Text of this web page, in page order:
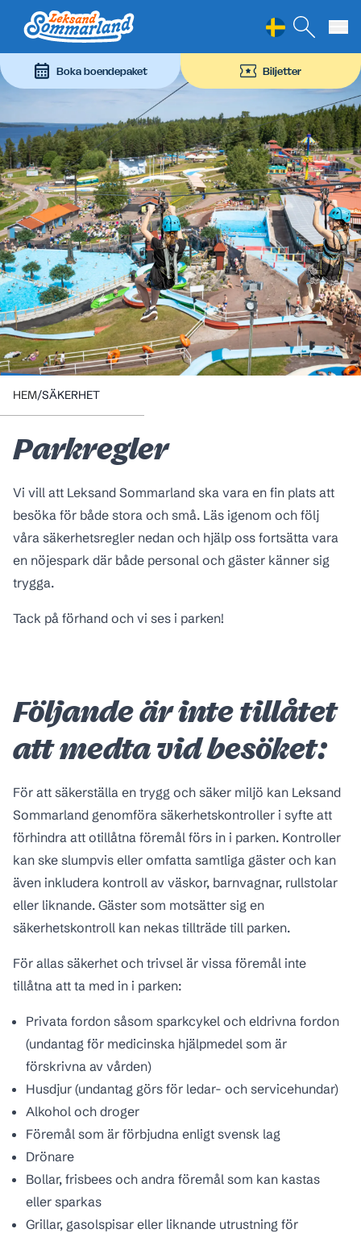
Hoppa till innehåll
Leksand Sommarland
Boka boendepaket Biljetter
Säkerhet
HEM/SÄKERHET
Parkregler
Vi vill att Leksand Sommarland ska vara en fin plats att
besöka för både stora och små. Läs igenom och följ
våra säkerhetsregler nedan och hjälp oss fortsätta vara
en nöjespark där både personal och gäster känner sig
trygga.
Tack på förhand och vi ses i parken!
Följande är inte tillåtet
att medta vid besöket:
För att säkerställa en trygg och säker miljö kan Leksand
Sommarland genomföra säkerhetskontroller i syfte att
förhindra att otillåtna föremål förs in i parken. Kontroller
kan ske slumpvis eller omfatta samtliga gäster och kan
även inkludera kontroll av väskor, barnvagnar, rullstolar
eller liknande. Gäster som motsätter sig en
säkerhetskontroll kan nekas tillträde till parken.
För allas säkerhet och trivsel är vissa föremål inte
tillåtna att ta med in i parken:
Privata fordon såsom sparkcykel och eldrivna fordon
(undantag för medicinska hjälpmedel som är
förskrivna av vården)
Husdjur (undantag görs för ledar- och servicehundar)
Alkohol och droger
Föremål som är förbjudna enligt svensk lag
Drönare
Bollar, frisbees och andra föremål som kan kastas
eller sparkas
Grillar, gasolspisar eller liknande utrustning för